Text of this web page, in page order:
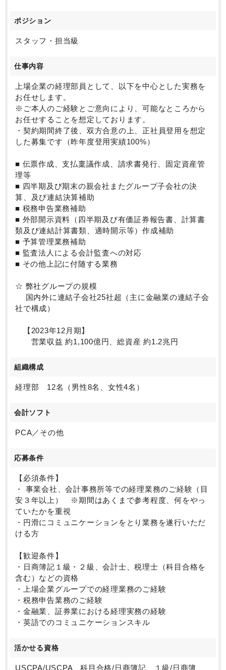
ポジション
スタッフ・担当級
仕事内容
上場企業の経理部員として、以下を中心とした実務を
お任せします。
※ご本人のご経験とご意向により、可能なところから
お任せすることを想定しております。
・契約期間終了後、双方合意の上、正社員登用を想定
した募集です（昨年度登用実績100%）
■ 伝票作成、支払稟議作成、請求書発行、固定資産管
理等
■ 四半期及び期末の親会社またグループ子会社の決
算、及び連結決算補助
■ 税務申告業務補助
■ 外部開示資料（四半期及び有価証券報告書、計算書
類及び連結計算書類、適時開示等）作成補助
■ 予算管理業務補助
■ 監査法人による会計監査への対応
■ その他上記に付随する業務
☆ 弊社グループの規模
国内外に連結子会社25社超（主に金融業の連結子会
社で構成）
【2023年12月期】
営業収益 約1,100億円、総資産 約1.2兆円
組織構成
経理部 12名（男性8名、女性4名）
会計ソフト
PCA／その他
応募条件
【必須条件】
・ 事業会社、会計事務所等での経理業務のご経験（目
安３年以上） ※期間はあくまで参考程度、何をやっ
ていたかを重視
・円滑にコミュニケーションをとり業務を遂行いただ
ける方
【歓迎条件】
・日商簿記１級・２級、会計士、税理士（科目合格を
含む）などの資格
・上場企業グループでの経理業務のご経験
・税務申告業務のご経験
・金融業、証券業における経理実務の経験
・英語でのコミュニケーションスキル
活かせる資格
USCPA/USCPA 科目合格/日商簿記 １級/日商簿